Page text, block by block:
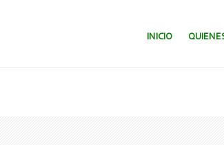
SALTAR AL
INICIO